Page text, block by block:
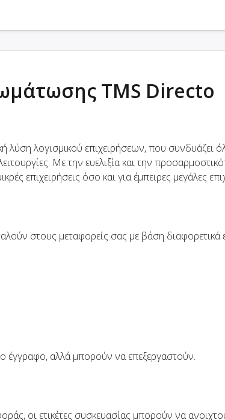
TMS Directo
λύση λογισμικού επιχειρήσεων, που συνδυάζει
Με την ευελιξία και την
επιχειρήσεις όσο και για έμπειρες μεγάλες
στους μεταφορείς σας με βάση διαφορετικά
έγγραφο, αλλά μπορούν να επεξεργαστούν.
οι ετικέτες συσκευασίας μπορούν να